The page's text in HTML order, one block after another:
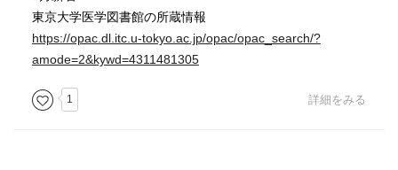
東京大学医学図書館の所蔵情報
https://opac.dl.itc.u-tokyo.ac.jp/opac/opac_search/?
amode=2&kywd=4311481305
1 詳細をみる